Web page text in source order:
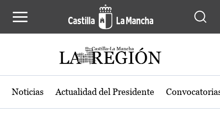
Noticias Actualidad del Presidente